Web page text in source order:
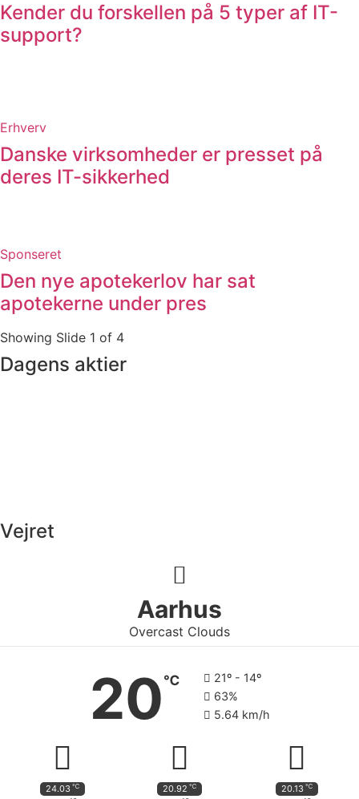
Kender du forskellen på 5 typer af IT-
support?
Erhverv
Danske virksomheder er presset på
deres IT-sikkerhed
Sponseret
Den nye apotekerlov har sat
apotekerne under pres
Showing Slide 1 of 4
Dagens aktier
Vejret
Aarhus
Overcast Clouds
20 ℃
21º - 14º
63%
5.64 km/h
24.03 ℃ 20.92 ℃ 20.13 ℃